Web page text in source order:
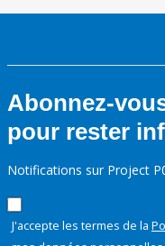
Abonnez-
pour rester
Notifications sur Project
J'accepte les termes de la